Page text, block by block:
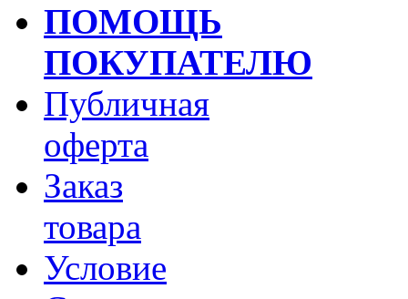
ПОМОЩЬ
ПОКУПАТЕЛЮ
Публичная
оферта
Заказ
товара
Условие